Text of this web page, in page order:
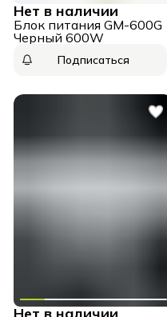
Нет в наличии
Блок питания GM-600G
Черный 600W
Подписаться